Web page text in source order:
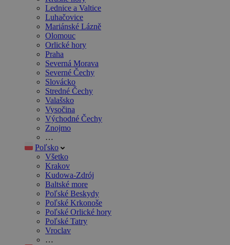
Lednice a Valtice
Luhačovice
Mariánské Lázně
Olomouc
Orlické hory
Praha
Severná Morava
Severné Čechy
Slovácko
Stredné Čechy
Valašsko
Vysočina
Východné Čechy
Znojmo
…
Poľsko
Všetko
Krakov
Kudowa-Zdrój
Baltské more
Poľské Beskydy
Poľské Krkonoše
Poľské Orlické hory
Poľské Tatry
Vroclav
…